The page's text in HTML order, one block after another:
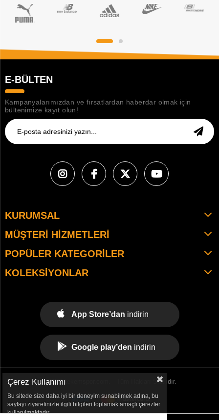
E-BÜLTEN
Kampanyalarımızdan ve fırsatlardan haberdar olmak için
bültenimize kayıt olun!
KURUMSAL
MÜŞTERI HIZMETLERI
POPÜLER KATEGORILER
KOLEKSIYONLAR
App Store’dan indirin
Google play’den indirin
© 2021 tekemspor.com. - Tüm Hakları Saklıdır.
Çerez Kullanımı
Bu sitede size daha iyi bir deneyim sunabilmek adına, bu
sayfayı ziyaretinizle ilgili bilgileri toplamak amaçlı çerezler
kullanılmaktadır.